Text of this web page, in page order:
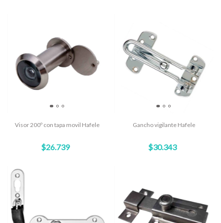
Visor 200º con tapa movil Hafele
$26.739
Gancho vigilante Hafele
$30.343